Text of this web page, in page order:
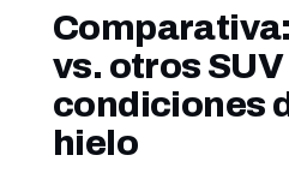
vs. otros SUV
condiciones
hielo